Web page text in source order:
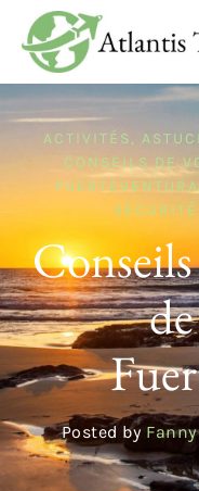
ACTIVITÉS,
CONSEILS DE
FUERTEVENTURA
SÉCURITÉ
Posted by